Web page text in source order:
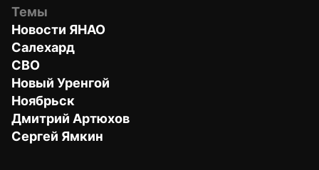
Темы
Новости ЯНАО
Салехард
СВО
Новый Уренгой
Ноябрьск
Дмитрий Артюхов
Сергей Ямкин